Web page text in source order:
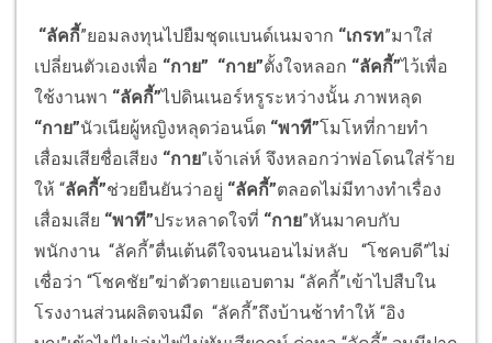
“ลัคกี้”ยอมลงทุนไปยืมชุดแบนด์เนมจาก “เกรท”มาใส่
เปลี่ยนตัวเองเพื่อ “กาย” “กาย”ตั้งใจหลอก “ลัคกี้”ไว้เพื่อ
ใช้งานพา “ลัคกี้”ไปดินเนอร์หรูระหว่างนั้น ภาพหลุด
“กาย”นัวเนียผู้หญิงหลุดว่อนน็ต “พาที”โมโหที่กายทำ
เสื่อมเสียชื่อเสียง “กาย”เจ้าเล่ห์ จึงหลอกว่าพ่อโดนใส่ร้าย
ให้ “ลัคกี้”ช่วยยืนยันว่าอยู่ “ลัคกี้”ตลอดไม่มีทางทำเรื่อง
เสื่อมเสีย “พาที”ประหลาดใจที่ “กาย”หันมาคบกับ
พนักงาน “ลัคกี้”ตื่นเต้นดีใจจนนอนไม่หลับ “โชคบดี”ไม่
เชื่อว่า “โชคชัย”ฆ่าตัวตายแอบตาม “ลัคกี้”เข้าไปสืบใน
โรงงานส่วนผลิตจนมืด “ลัคกี้”ถึงบ้านช้าทำให้ “อิง